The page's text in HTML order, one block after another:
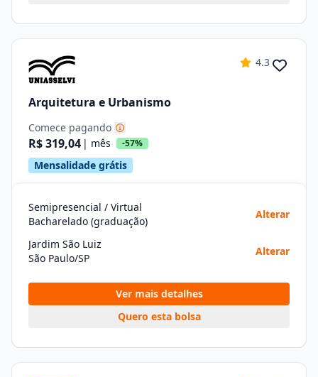
4.3
Arquitetura e Urbanismo
Comece pagando
R$ 319,04 | mês -57%
Mensalidade grátis
Semipresencial / Virtual
Bacharelado (graduação)
Alterar
Jardim São Luiz
São Paulo/SP
Alterar
Ver mais detalhes
Quero esta bolsa